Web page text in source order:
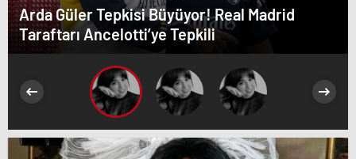
Arda Güler Tepkisi Büyüyor! Real Madrid
Taraftarı Ancelotti’ye Tepkili